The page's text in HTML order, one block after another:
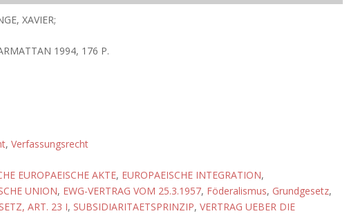
XAVIER;
1994, 176 P.
, Verfassungsrecht
EUROPAEISCHE AKTE, EUROPAEISCHE INTEGRATION,
UNION, EWG-VERTRAG VOM 25.3.1957, Föderalismus, Grundgesetz,
ART. 23 I, SUBSIDIARITAETSPRINZIP, VERTRAG UEBER DIE